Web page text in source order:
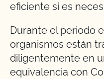
eficiente si es
Durante el periodo
organismos están
diligentemente en
equivalencia con